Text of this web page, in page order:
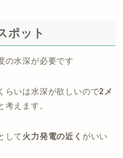
ポット
の水深が必要です
らいは水深が欲しいので2メ
考えます。
して 火力発電の近く がいい